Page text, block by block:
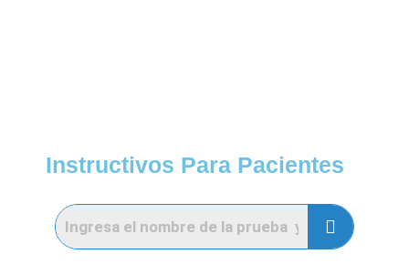
Instructivos Para Pacientes